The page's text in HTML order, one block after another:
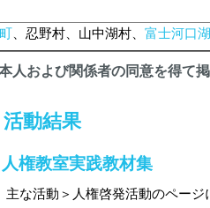
、忍野村、山中湖村、 富士河口
人および関係者の同意を得て
活動結果
人権教室実践教材集
主な活動＞人権啓発活動のページ